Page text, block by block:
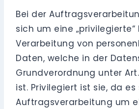
Bei der
sich um eine „privilegierte“
Verarbeitung von
Daten, welche in der
Grundverordnung unter
ist. Privilegiert ist sie, da
Auftragsverarbeitung um